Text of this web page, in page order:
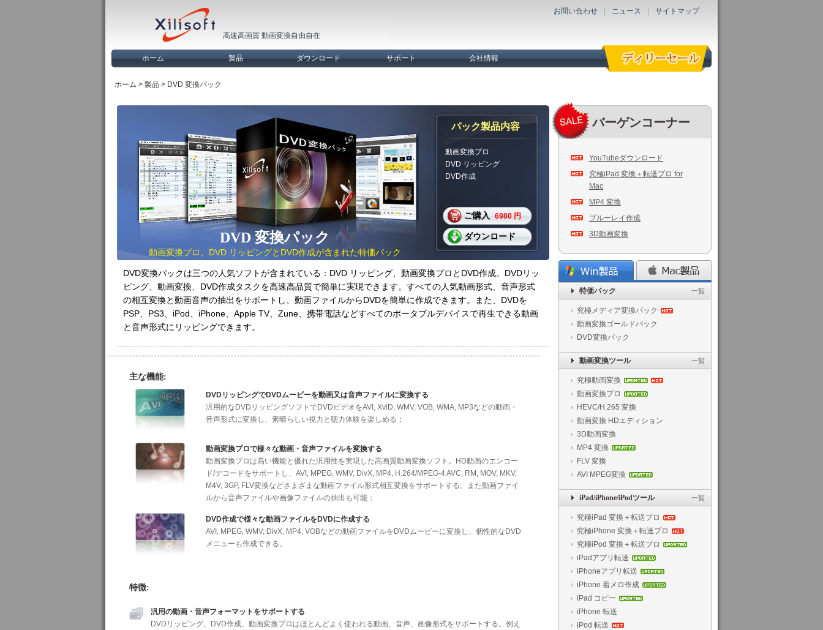
高速高画質 動画変換自由自在
お問い合わせ ニュース サイトマップ
ホーム 製品 ダウンロード サポート 会社情報
ホーム > 製品 > DVD 変換パック
DVD 変換パック
動画変換プロ、DVD リッピングとDVD作成が含まれた特価パック
パック製品内容
動画変換プロ
DVD リッピング
DVD作成
ご購入 6980 円
ダウンロード
DVD変換パックは三つの人気ソフトが含まれている：DVD リッピング、動画変換プロとDVD作成。DVDリッ
ピング、動画変換、DVD作成タスクを高速高品質で簡単に実現できます。すべての人気動画形式、音声形式
の相互変換と動画音声の抽出をサポートし、動画ファイルからDVDを簡単に作成できます。また、DVDを
PSP、PS3、iPod、iPhone、Apple TV、Zune、携帯電話などすべてのポータブルデバイスで再生できる動画
と音声形式にリッピングできます。
主な機能:
DVDリッピングでDVDムービーを動画又は音声ファイルに変換する
汎用的なDVDリッピングソフトでDVDビデオをAVI, XviD, WMV, VOB, WMA, MP3などの動画・
音声形式に変換し、素晴らしい視力と聴力体験を楽しめる；
動画変換プロで様々な動画・音声ファイルを変換する
動画変換プロは高い機能と優れた汎用性を実現した高画質動画変換ソフト。HD動画のエンコー
ド/デコードをサポートし、AVI, MPEG, WMV, DivX, MP4, H.264/MPEG-4 AVC, RM, MOV, MKV,
M4V, 3GP, FLV変換などさまざまな動画ファイル形式相互変換をサポートする。また動画ファイ
ルから音声ファイルや画像ファイルの抽出も可能；
DVD作成で様々な動画ファイルをDVDに作成する
AVI, MPEG, WMV, DivX, MP4, VOBなどの動画ファイルをDVDムービーに変換し、個性的なDVD
メニューも作成できる。
特徴:
汎用の動画・音声フォーマットをサポートする
DVDリッピング、DVD作成、動画変換プロはほとんどよく使われる動画、音声、画像形式をサポートする。例え
バーゲンコーナー
YouTubeダウンロード
究極iPad 変換＋転送プロ for
Mac
MP4 変換
ブルーレイ作成
3D動画変換
特価パック 一覧
究極メディア変換パック
動画変換ゴールドパック
DVD変換パック
動画変換ツール 一覧
究極動画変換
動画変換プロ
HEVC/H.265 変換
動画変換 HDエディション
3D動画変換
MP4 変換
FLV 変換
AVI MPEG変換
iPad/iPhone/iPodツール 一覧
究極iPad 変換＋転送プロ
究極iPhone 変換＋転送プロ
究極iPod 変換＋転送プロ
iPadアプリ転送
iPhoneアプリ転送
iPhone 着メロ作成
iPad コピー
iPhone 転送
iPod 転送